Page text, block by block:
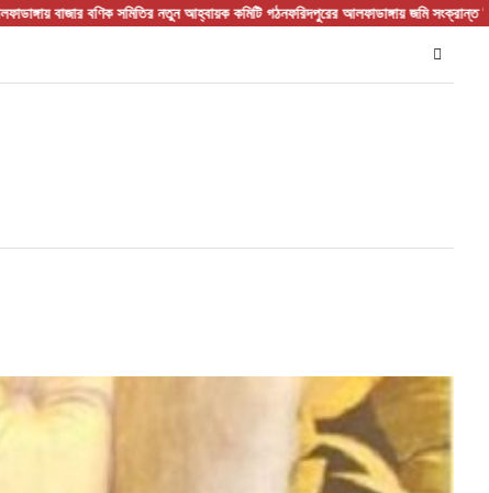
বণিক সমিতির নতুন আহ্বায়ক কমিটি গঠনফরিদপুরের আলফাডাঙ্গায় জমি সংক্রান্ত বিরোধের জেরে